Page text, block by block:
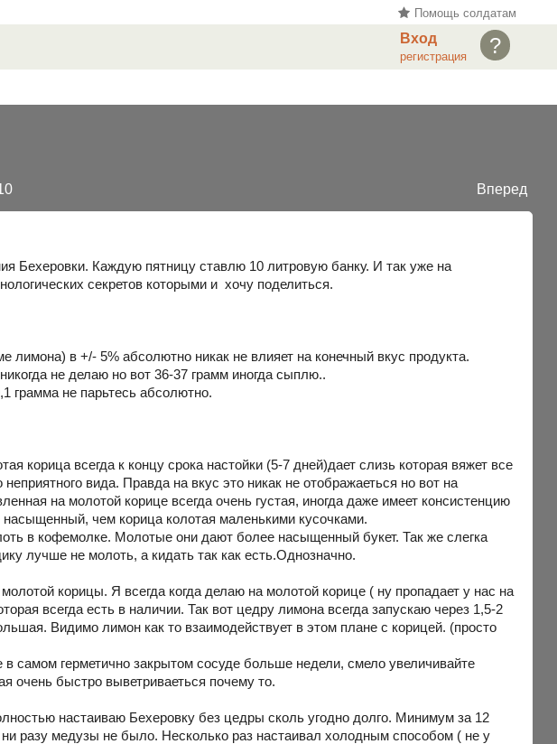
Помощь солдатам
?
Вход
регистрация
Вперед
Бехеровки. Каждую пятницу ставлю 10 литровую банку. И так уже на
секретов которыми и хочу поделиться.
лимона) в +/- 5% абсолютно никак не влияет на конечный вкус продукта.
не делаю но вот 36-37 грамм иногда сыплю..
грамма не парьтесь абсолютно.
корица всегда к концу срока настойки (5-7 дней)дает слизь которая вяжет все
вида. Правда на вкус это никак не отображаеться но вот на
на молотой корице всегда очень густая, иногда даже имеет консистенцию
чем корица колотая маленькими кусочками.
в кофемолке. Молотые они дают более насыщенный букет. Так же слегка
лучше не молоть, а кидать так как есть.Однозначно.
корицы. Я всегда когда делаю на молотой корице ( ну пропадает у нас на
всегда есть в наличии. Так вот цедру лимона всегда запускаю через 1,5-2
Видимо лимон как то взаимодействует в этом плане с корицей. (просто
самом герметично закрытом сосуде больше недели, смело увеличивайте
очень быстро выветриваеться почему то.
настаиваю Бехеровку без цедры сколь угодно долго. Минимум за 12
разу медузы не было. Несколько раз настаивал холодным способом ( не у